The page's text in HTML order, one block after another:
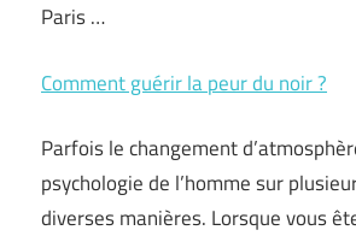
Paris …
Comment guérir la peur du noir ?
Parfois le changement
psychologie de l’homme sur
diverses manières. Lorsque vous